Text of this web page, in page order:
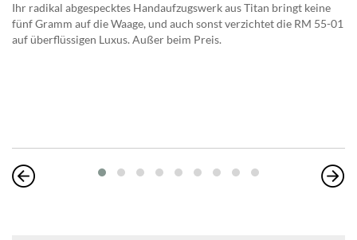
Ihr radikal abgespecktes Handaufzugswerk aus Titan bringt keine
fünf Gramm auf die Waage, und auch sonst verzichtet die RM 55-01
auf überflüssigen Luxus. Außer beim Preis.